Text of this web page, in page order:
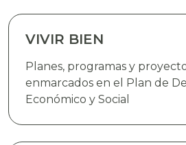
VIVIR BIEN
Planes, programas y
enmarcados en el Plan de
Económico y Social